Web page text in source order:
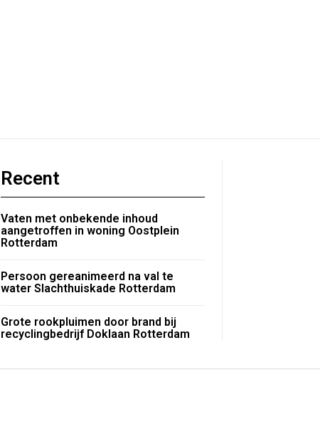
Recent
Vaten met onbekende inhoud
aangetroffen in woning Oostplein
Rotterdam
Persoon gereanimeerd na val te
water Slachthuiskade Rotterdam
Grote rookpluimen door brand bij
recyclingbedrijf Doklaan Rotterdam